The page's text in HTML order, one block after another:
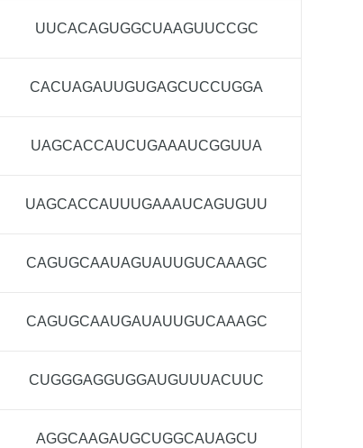
UUCACAGUGGCUAAGUUCCGC
CACUAGAUUGUGAGCUCCUGGA
UAGCACCAUCUGAAAUCGGUUA
UAGCACCAUUUGAAAUCAGUGUU
CAGUGCAAUAGUAUUGUCAAAGC
CAGUGCAAUGAUAUUGUCAAAGC
CUGGGAGGUGGAUGUUUACUUC
AGGCAAGAUGCUGGCAUAGCU